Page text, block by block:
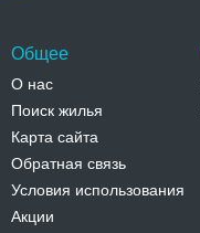
Общее
О нас
Поиск жилья
Карта сайта
Обратная связь
Условия использования
Акции